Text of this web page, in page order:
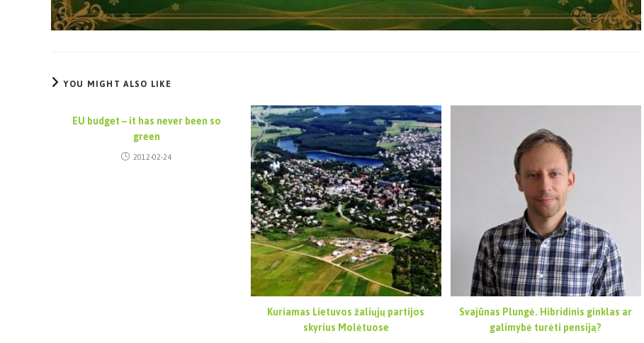
YOU MIGHT ALSO LIKE
EU budget – it has never been so
green
2012-02-24
Kuriamas Lietuvos žaliųjų partijos
skyrius Molėtuose
Svajūnas Plungė. Hibridinis ginklas ar
galimybė turėti pensiją?